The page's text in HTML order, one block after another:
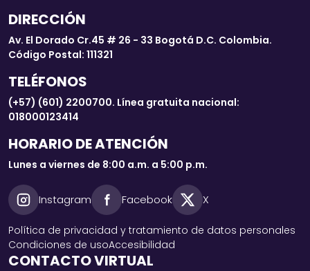
DIRECCIÓN
Av. El Dorado Cr.45 # 26 - 33 Bogotá D.C. Colombia.
Código Postal: 111321
TELÉFONOS
(+57) (601) 2200700. Línea gratuita nacional:
018000123414
HORARIO DE ATENCIÓN
Lunes a viernes de 8:00 a.m. a 5:00 p.m.
Instagram Facebook X
Política de privacidad y tratamiento de datos personales
Condiciones de usoAccesibilidad
CONTACTO VIRTUAL